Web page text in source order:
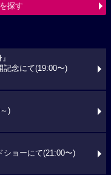
探す
記念にて(19:00〜)
)
ショーにて(21:00〜)